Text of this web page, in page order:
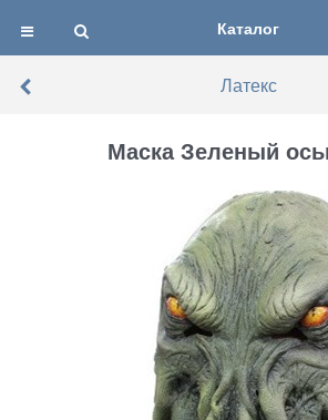
Каталог
Латекс
Маска Зеленый